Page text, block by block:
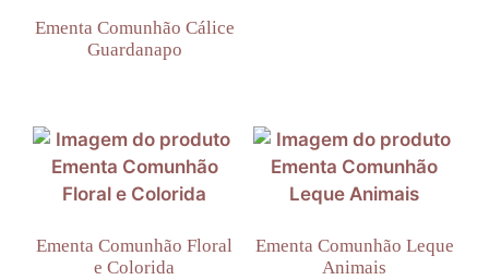
Ementa Comunhão Cálice
Guardanapo
Ementa Comunhão Floral
e Colorida
Ementa Comunhão Leque
Animais